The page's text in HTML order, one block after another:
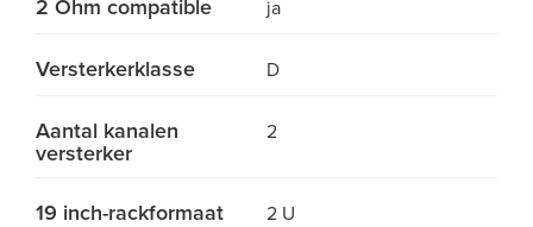
2 Ohm compatible ja
Versterkerklasse D
Aantal kanalen
versterker
2
19 inch-rackformaat 2 U